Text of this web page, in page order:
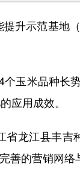
示范基地
米品种长
应用成效。
龙江县丰吉
善的营销网络